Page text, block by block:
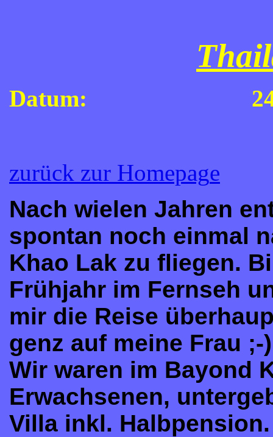
Datum:
zurück zur Homepage
Nach wielen Jahren
spontan noch einmal
Khao Lak zu fliegen.
Frühjahr im Fernseh
mir die Reise
genz auf meine Frau ;-)
Wir waren im Bayond
Erwachsenen,
Villa inkl. Halbpension.